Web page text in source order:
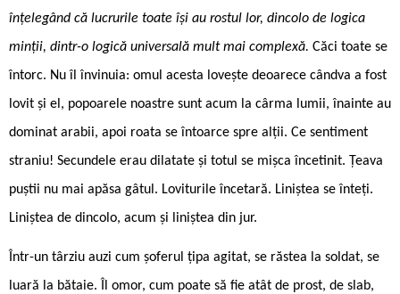
înțelegând că lucrurile toate își au rostul lor, dincolo de logica
minții, dintr-o logică universală mult mai complexă. Căci toate se
întorc. Nu îl învinuia: omul acesta lovește deoarece cândva a fost
lovit și el, popoarele noastre sunt acum la cârma lumii, înainte au
dominat arabii, apoi roata se întoarce spre alții. Ce sentiment
straniu! Secundele erau dilatate și totul se mișca încetinit. Țeava
puștii nu mai apăsa gâtul. Loviturile încetară. Liniștea se înteți.
Liniștea de dincolo, acum și liniștea din jur.
Într-un târziu auzi cum șoferul țipa agitat, se răstea la soldat, se
luară la bătaie. Îl omor, cum poate să fie atât de prost, de slab,